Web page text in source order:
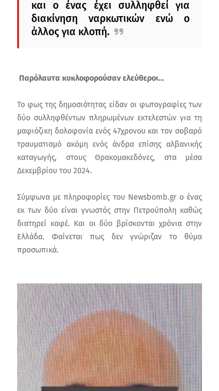
και ο ένας έχει συλληφθεί για
διακίνηση ναρκωτικών ενώ ο
άλλος για κλοπή.
Παρόλαυτα κυκλοφορούσαν ελεύθεροι...
Το φως της δημοσιότητας είδαν οι φωτογραφίες των
δύο συλληφθέντων πληρωμένων εκτελεστών για τη
μαφιόζικη δολοφονία ενός 47χρονου και τον σοβαρό
τραυματισμό ακόμη ενός άνδρα επίσης αλβανικής
καταγωγής, στους Θρακομακεδόνες, στα μέσα
Δεκεμβρίου του 2024.
Σύμφωνα με πληροφορίες του Newsbomb.gr o ένας
εκ των δύο είναι γνωστός στην Πετρούπολη καθώς
διατηρεί καφέ. Και οι δύο βρίσκονται χρόνια στην
Ελλάδα. Φαίνεται πως δεν γνώριζαν το θύμα
προσωπικά.